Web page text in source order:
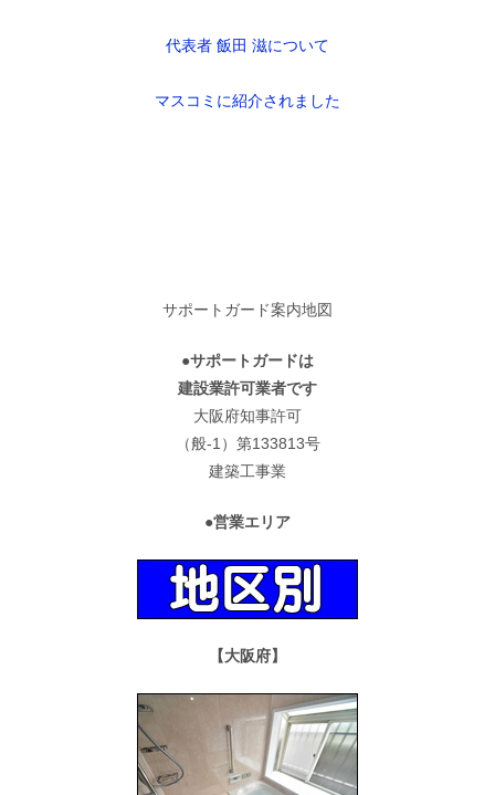
代表者 飯田 滋について
マスコミに紹介されました
サポートガード案内地図
●サポートガードは
建設業許可業者です
大阪府知事許可
（般-1）第133813号
建築工事業
●営業エリア
【大阪府】